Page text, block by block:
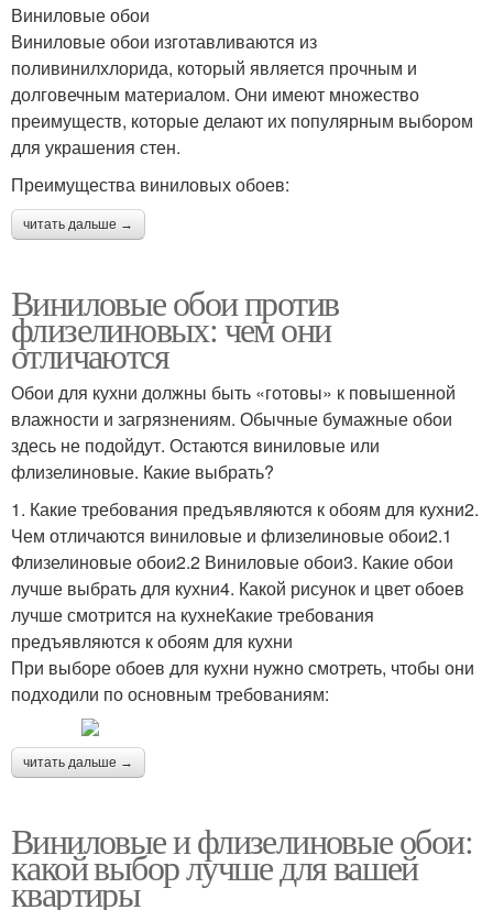
Виниловые обои
Виниловые обои изготавливаются из
поливинилхлорида, который является прочным и
долговечным материалом. Они имеют множество
преимуществ, которые делают их популярным выбором
для украшения стен.
Преимущества виниловых обоев:
читать дальше →
Виниловые обои против
флизелиновых: чем они
отличаются
Обои для кухни должны быть «готовы» к повышенной
влажности и загрязнениям. Обычные бумажные обои
здесь не подойдут. Остаются виниловые или
флизелиновые. Какие выбрать?
1. Какие требования предъявляются к обоям для кухни2.
Чем отличаются виниловые и флизелиновые обои2.1
Флизелиновые обои2.2 Виниловые обои3. Какие обои
лучше выбрать для кухни4. Какой рисунок и цвет обоев
лучше смотрится на кухнеКакие требования
предъявляются к обоям для кухни
При выборе обоев для кухни нужно смотреть, чтобы они
подходили по основным требованиям:
читать дальше →
Виниловые и флизелиновые обои:
какой выбор лучше для вашей
квартиры